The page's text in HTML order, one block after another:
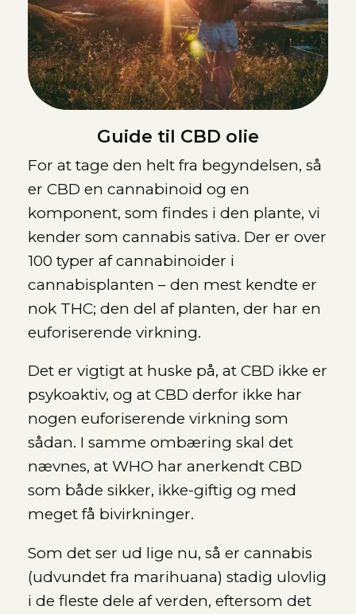
Guide til CBD olie
For at tage den helt fra begyndelsen, så
er CBD en cannabinoid og en
komponent, som findes i den plante, vi
kender som cannabis sativa. Der er over
100 typer af cannabinoider i
cannabisplanten – den mest kendte er
nok THC; den del af planten, der har en
euforiserende virkning.
Det er vigtigt at huske på, at CBD ikke er
psykoaktiv, og at CBD derfor ikke har
nogen euforiserende virkning som
sådan. I samme ombæring skal det
nævnes, at WHO har anerkendt CBD
som både sikker, ikke-giftig og med
meget få bivirkninger.
Som det ser ud lige nu, så er cannabis
(udvundet fra marihuana) stadig ulovlig
i de fleste dele af verden, eftersom det